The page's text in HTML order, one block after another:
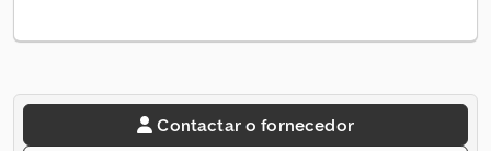
Contactar o fornecedor